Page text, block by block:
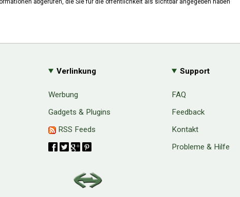
Verlinkung
Werbung
Gadgets & Plugins
RSS Feeds
Support
FAQ
Feedback
Kontakt
Probleme & Hilfe